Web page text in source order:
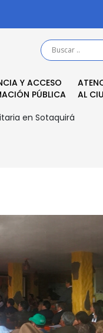
Y ACCESO
PÚBLICA
AL
en Sotaquirá